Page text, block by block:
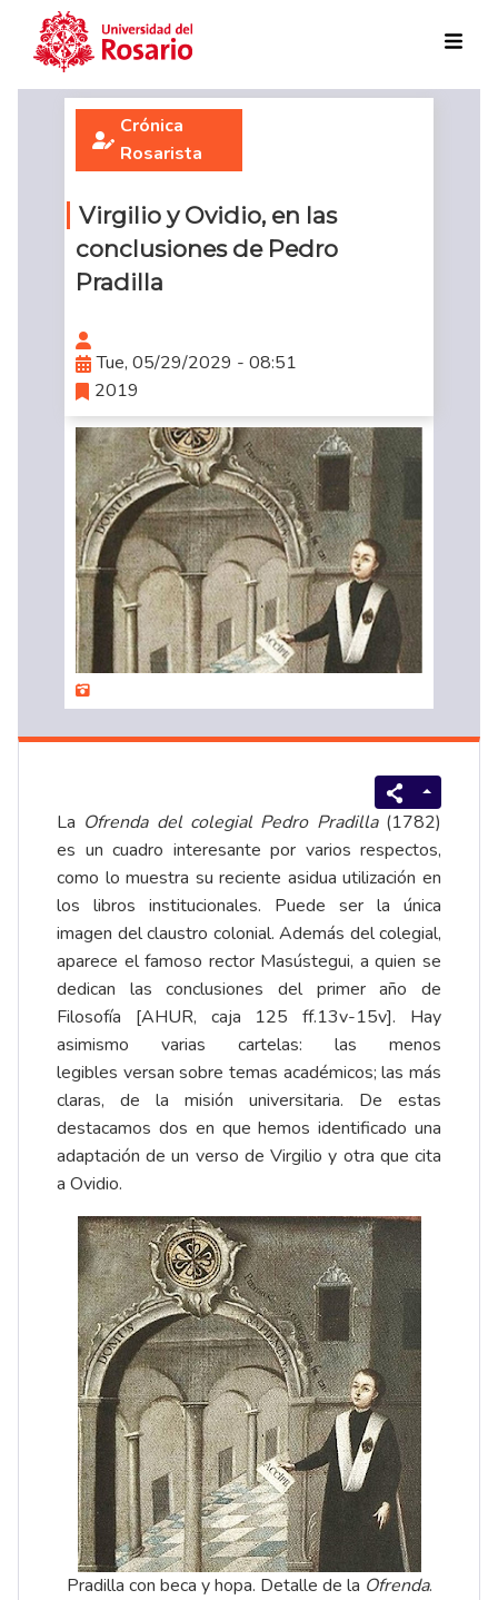
Skip to main content
Crónica
Rosarista
Virgilio y Ovidio, en las
conclusiones de Pedro
Pradilla
Tue, 05/29/2029 - 08:51
2019
La Ofrenda del colegial Pedro Pradilla(1782)
es un cuadro interesante por varios respectos,
como lo muestra su reciente asidua utilización en
los libros institucionales. Puede ser la única
imagen del claustro colonial. Además del colegial,
aparece el famoso rector Masústegui, a quien se
dedican las conclusiones del primer año de
Filosofía [AHUR, caja 125 ff.13v-15v]. Hay
asimismo varias cartelas: las menos
legibles versan sobre temas académicos; las más
claras, de la misión universitaria. De estas
destacamos dos en que hemos identificado una
adaptación de un verso de Virgilio y otra que cita
a Ovidio.
Pradilla con beca y hopa. Detalle de la Ofrenda.